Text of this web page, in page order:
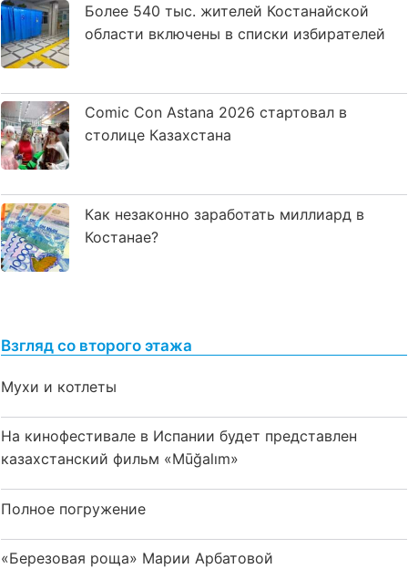
Более 540 тыс. жителей Костанайской
области включены в списки избирателей
Comic Con Astana 2026 стартовал в
столице Казахстана
Как незаконно заработать миллиард в
Костанае?
Взгляд со второго этажа
Мухи и котлеты
На кинофестивале в Испании будет представлен
казахстанский фильм «Mūğalım»
Полное погружение
«Березовая роща» Марии Арбатовой